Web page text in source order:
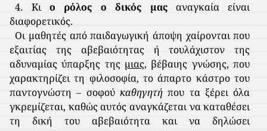
4. Κιο ρόλος ο δικός μαςαναγκαία είναι
διαφορετικός.
Οι μαθητές από παιδαγωγική άποψη χαίρονται που
εξαιτίας της αβεβαιότητας ή τουλάχιστον της
αδυναμίας ύπαρξης της μιας, βέβαιης γνώσης, που
χαρακτηρίζει τη φιλοσοφία, το άπαρτο κάστρο του
παντογνώστη – σοφού καθηγητήπου τα ξέρει όλα
γκρεμίζεται, καθώς αυτός αναγκάζεται να καταθέσει
τη δική του αβεβαιότητα και να δηλώσει